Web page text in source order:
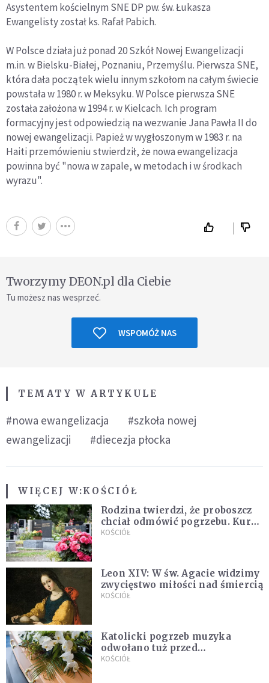
Asystentem kościelnym SNE DP pw. św. Łukasza
Ewangelisty został ks. Rafał Pabich.
W Polsce działa już ponad 20 Szkół Nowej Ewangelizacji
m.in. w Bielsku-Białej, Poznaniu, Przemyślu. Pierwsza SNE,
która dała początek wielu innym szkołom na całym świecie
powstała w 1980 r. w Meksyku. W Polsce pierwsza SNE
została założona w 1994 r. w Kielcach. Ich program
formacyjny jest odpowiedzią na wezwanie Jana Pawła II do
nowej ewangelizacji. Papież w wygłoszonym w 1983 r. na
Haiti przemówieniu stwierdził, że nowa ewangelizacja
powinna być "nowa w zapale, w metodach i w środkach
wyrazu".
Tworzymy DEON.pl dla Ciebie
Tu możesz nas wesprzeć.
WSPOMÓŻ NAS
TEMATY W ARTYKULE
#nowa ewangelizacja
#szkoła nowej
ewangelizacji
#diecezja płocka
WIĘCEJ W:KOŚCIÓŁ
Rodzina twierdzi, że proboszcz
chciał odmówić pogrzebu. Kuria
zapowiada wyjaśnienia
KOŚCIÓŁ
Leon XIV: W św. Agacie widzimy
zwycięstwo miłości nad śmiercią
KOŚCIÓŁ
Katolicki pogrzeb muzyka
odwołano tuż przed
uroczystością. Powodem była
KOŚCIÓŁ